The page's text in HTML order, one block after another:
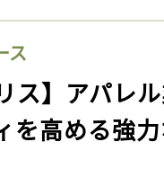
ス
ス】アパレ
を高める強